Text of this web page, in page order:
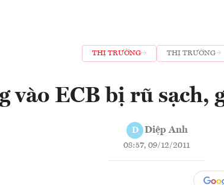
THỊ TRƯỜNG THỊ TRƯỜNG
vào ECB bị rũ sạch,
D Diệp Anh
08:57, 09/12/2011